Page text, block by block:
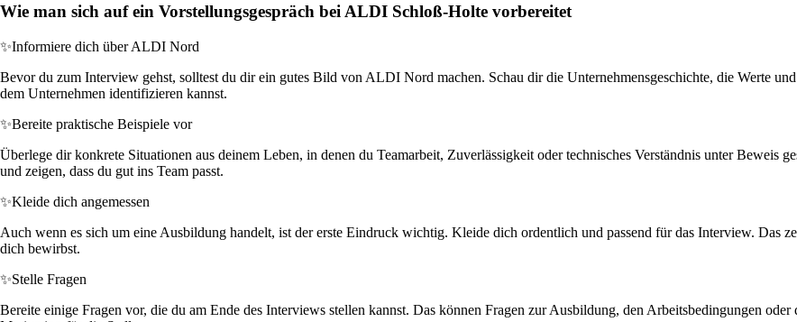
Wie man sich auf ein Vorstellungsgespräch bei ALDI Schloß-Holte vorbereitet
✨Informiere dich über ALDI Nord
Bevor du zum Interview gehst, solltest du dir ein gutes Bild von ALDI Nord machen. Schau dir die Unternehmensgeschichte, die Werte
dem Unternehmen identifizieren kannst.
✨Bereite praktische Beispiele vor
Überlege dir konkrete Situationen aus deinem Leben, in denen du Teamarbeit, Zuverlässigkeit oder technisches Verständnis unter Beweis
und zeigen, dass du gut ins Team passt.
✨Kleide dich angemessen
Auch wenn es sich um eine Ausbildung handelt, ist der erste Eindruck wichtig. Kleide dich ordentlich und passend für das Interview. Das
dich bewirbst.
✨Stelle Fragen
Bereite einige Fragen vor, die du am Ende des Interviews stellen kannst. Das können Fragen zur Ausbildung, den Arbeitsbedingungen